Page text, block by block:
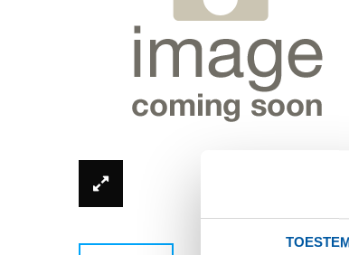
*Productfoto kan afwijken van